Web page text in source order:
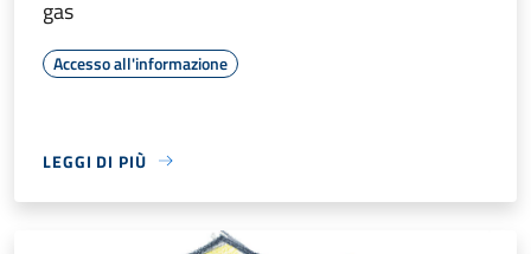
gas
Accesso all'informazione
LEGGI DI PIÙ